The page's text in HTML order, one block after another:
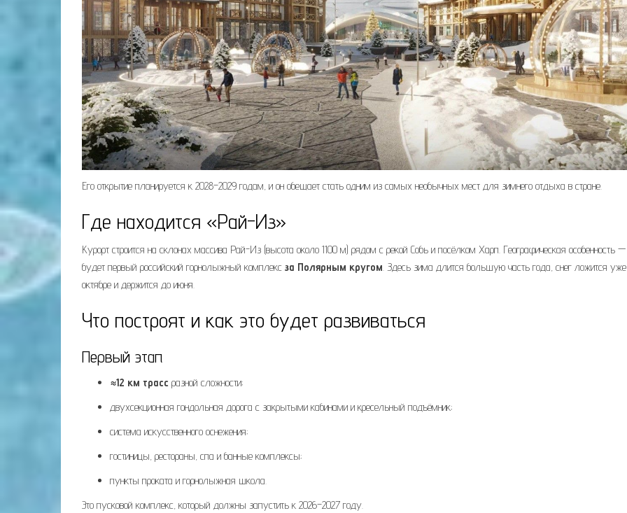
Его открытие планируется к 2028–2029 годам, и он обещает стать одним из самых необычных мест для зимнего отдыха в стране.
Где находится «Рай-Из»
Курорт строится на склонах массива Рай-Из (высота около 1100 м) рядом с рекой Собь и посёлком Харп. Географическая особенность —
будет первый российский горнолыжный комплекс за Полярным кругом. Здесь зима длится большую часть года, снег ложится
октябре и держится до июня.
Что построят и как это будет развиваться
Первый этап
≈12 км трасс разной сложности;
двухсекционная гондольная дорога с закрытыми кабинами и кресельный подъёмник;
система искусственного оснежения;
гостиницы, рестораны, спа и банные комплексы;
пункты проката и горнолыжная школа.
Это пусковой комплекс, который должны запустить к 2026–2027 году.